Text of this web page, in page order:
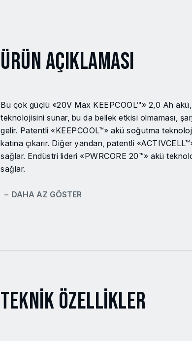
Ürün Açıklaması
Bu çok güçlü «20V Max KEEPCOOL™» 2,0 Ah
teknolojisini sunar, bu da bellek etkisi olmaması,
gelir. Patentli «KEEPCOOL™» akü soğutma
katına çıkarır. Diğer yandan, patentli
sağlar. Endüstri lideri «PWRCORE 20™» akü
sağlar.
− DAHA AZ GÖSTER
Teknik Özellikler